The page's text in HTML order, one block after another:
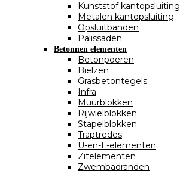
Kunststof kantopsluiting
Metalen kantopsluiting
Opsluitbanden
Palissaden
Betonnen elementen
Betonpoeren
Bielzen
Grasbetontegels
Infra
Muurblokken
Rijwielblokken
Stapelblokken
Traptredes
U-en-L-elementen
Zitelementen
Zwembadranden